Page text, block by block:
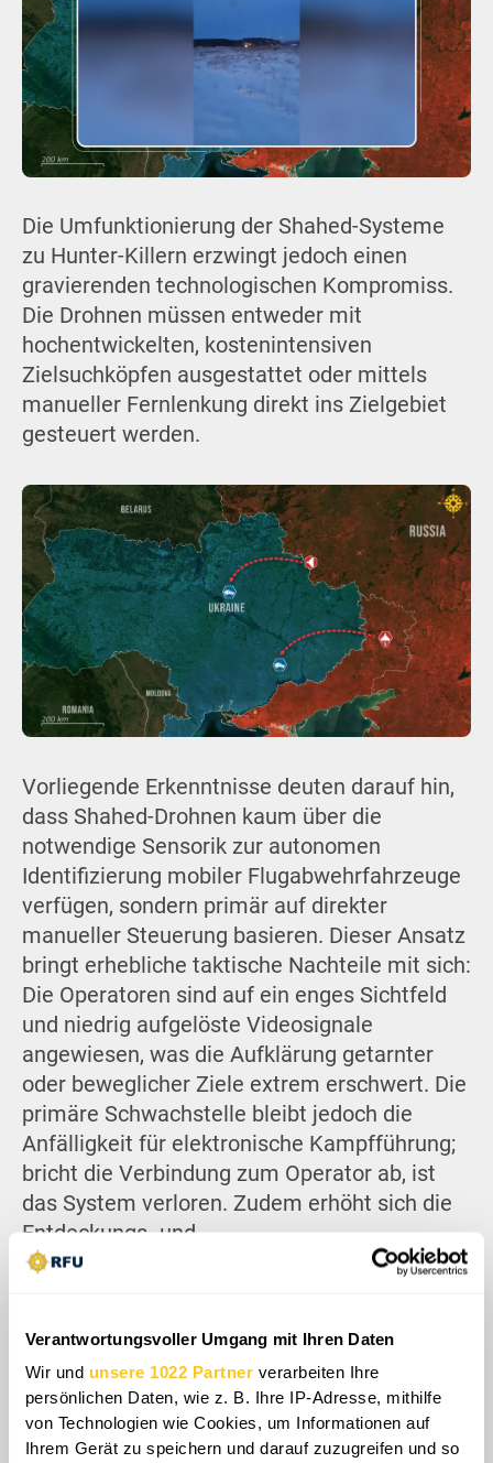
Verantwortungsvoller Umgang mit Ihren Daten
Wir und unsere 1022 Partner verarbeiten Ihre
persönlichen Daten, wie z. B. Ihre IP-Adresse, mithilfe
von Technologien wie Cookies, um Informationen auf
Ihrem Gerät zu speichern und darauf zuzugreifen und so
Die Umfunktionierung der Shahed-Systeme
zu Hunter-Killern erzwingt jedoch einen
gravierenden technologischen Kompromiss.
Die Drohnen müssen entweder mit
hochentwickelten, kostenintensiven
Zielsuchköpfen ausgestattet oder mittels
manueller Fernlenkung direkt ins Zielgebiet
gesteuert werden.
Vorliegende Erkenntnisse deuten darauf hin,
dass Shahed-Drohnen kaum über die
notwendige Sensorik zur autonomen
Identifizierung mobiler Flugabwehrfahrzeuge
verfügen, sondern primär auf direkter
manueller Steuerung basieren. Dieser Ansatz
bringt erhebliche taktische Nachteile mit sich:
Die Operatoren sind auf ein enges Sichtfeld
und niedrig aufgelöste Videosignale
angewiesen, was die Aufklärung getarnter
oder beweglicher Ziele extrem erschwert. Die
primäre Schwachstelle bleibt jedoch die
Anfälligkeit für elektronische Kampfführung;
bricht die Verbindung zum Operator ab, ist
das System verloren. Zudem erhöht sich die
Entdeckungs- und
Abschusswahrscheinlichkeit durch